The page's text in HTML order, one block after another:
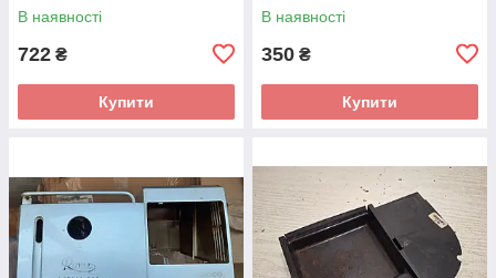
В наявності
722 ₴
Купити
В наявності
350 ₴
Купити